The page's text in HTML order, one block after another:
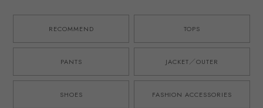
ージ 三つボタン
RECOMMEND TOPS
PANTS JACKET／OUTER
SHOES FASHION ACCESSORIES